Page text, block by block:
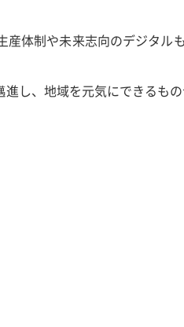
体制や未来志向のデジタ
し、地域を元気にできるも